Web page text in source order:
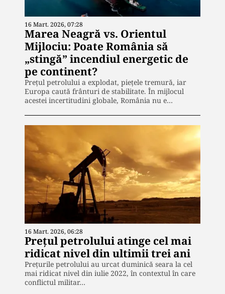
16 Mart. 2026, 07:28
Marea Neagră vs. Orientul
Mijlociu: Poate România să
„stingă” incendiul energetic de
pe continent?
Prețul petrolului a explodat, piețele tremură, iar
Europa caută frânturi de stabilitate. În mijlocul
acestei incertitudini globale, România nu e…
16 Mart. 2026, 06:28
Prețul petrolului atinge cel mai
ridicat nivel din ultimii trei ani
Prețurile petrolului au urcat duminică seara la cel
mai ridicat nivel din iulie 2022, în contextul în care
conflictul militar…